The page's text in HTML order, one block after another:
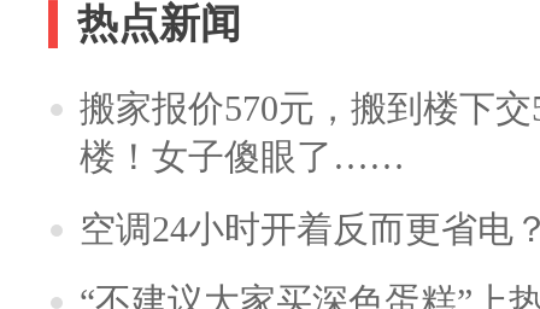
热点新闻
搬家报价570元，搬到楼下
楼！女子傻眼了……
空调24小时开着反而更省电